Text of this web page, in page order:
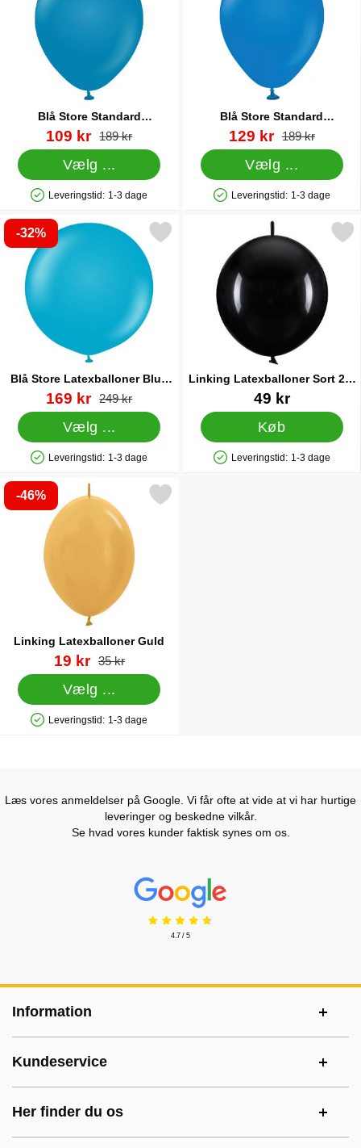
Blå Store Standard
Latexballoner Deep Blue 25-
pak
Varenr 37873
pris
109 kr pris
189 kr
Vælg ...
Produkttilgængelighed: På lager
Leveringstid: 1-3 dage
Blå Store Standard
Latexballoner 25-pak
Varenr 37741
pris
129 kr pris
189 kr
Vælg ...
Produkttilgængelighed: På lager
Leveringstid: 1-3 dage
-32%
Blå Store Latexballoner Blue
Glass 10-pak
Varenr 37899
pris
169 kr pris
249 kr
Vælg ...
Produkttilgængelighed: På lager
Leveringstid: 1-3 dage
blå Store Latexballoner Blue Glass 10-pak som favorit
Linking Latexballoner Sort 20-
pak
Varenr 8344749 kr
Køb
Produkttilgængelighed: På lager
Leveringstid: 1-3 dage
Markér linking Latexballoner
-46%
Linking Latexballoner Guld
Varenr 84194
pris
19 kr pris
35 kr
Vælg ...
Produkttilgængelighed: På lager
Leveringstid: 1-3 dage
Markér linking Latexballoner Guld som favorit
Læs vores anmeldelser på Google. Vi får ofte at vide at vi har hurtige
leveringer og beskedne vilkår.
Se hvad vores kunder faktisk synes om os.
Prisjakt Anmeldelser: 4.7 Stjerne
4.7 / 5
Information
Kundeservice
Her finder du os